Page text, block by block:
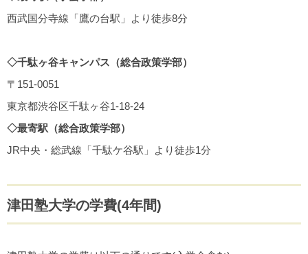
西武国分寺線「鷹の台駅」より徒歩8分
◇千駄ヶ谷キャンパス（総合政策学部）
〒151-0051
東京都渋谷区千駄ヶ谷1-18-24
◇最寄駅（総合政策学部）
JR中央・総武線「千駄ケ谷駅」より徒歩1分
津田塾大学の学費(4年間)